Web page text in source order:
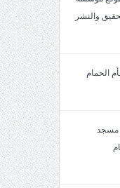
والنشر
الحمام
مسجد